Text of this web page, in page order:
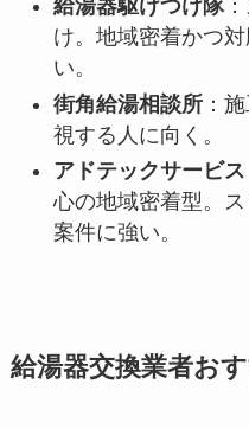
給湯器駆けつけ隊
け。地域密着かつ
い。
街角給湯相談所：
視する人に向く。
アドテックサービス
心の地域密着型。
案件に強い。
給湯器交換業者お